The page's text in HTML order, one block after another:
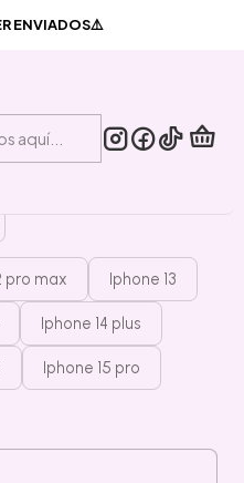
ENVIADOS⚠️
silicona
pro max Iphone 13
Iphone 14 plus
Iphone 15 pro